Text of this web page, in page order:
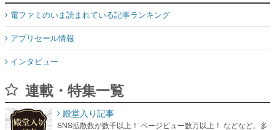
電ファミのいま読まれている記事ランキング
アプリセール情報
インタビュー
連載・特集一覧
殿堂入り記事
SNS拡散数が数千以上！ ページビュー数万以上！ などなど。多